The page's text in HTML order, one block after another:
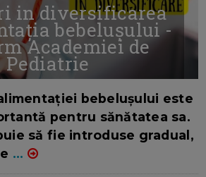
in diversificarea
bebelușului -
Academiei de
Pediatrie
bebelușului este
pentru sănătatea sa.
să fie introduse gradual,
...